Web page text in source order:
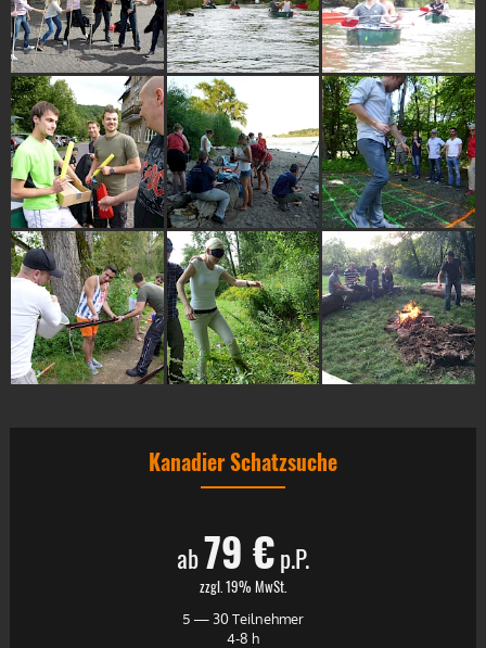
Kanadier Schatzsuche
ab79 €p.P.
zzgl. 19% MwSt.
5 — 30 Teilnehmer
4-8 h